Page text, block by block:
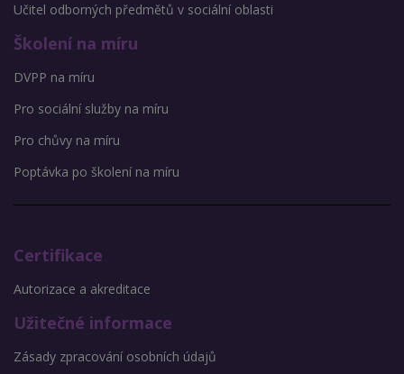
Učitel odborných předmětů v sociální oblasti
Školení na míru
DVPP na míru
Pro sociální služby na míru
Pro chůvy na míru
Poptávka po školení na míru
Certifikace
Autorizace a akreditace
Užitečné informace
Zásady zpracování osobních údajů